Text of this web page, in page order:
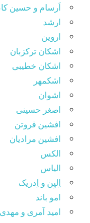
اَرسام و حسین
ارشد
اروین
اشکان ترکزبان
اشکان خطیبی
اشکمهر
اشوان
اصغر حسینی
افشین فروتن
افشین مرادیان
الکس
الیاس
اِلیِن و اِدریک
امو باند
امید آمری و